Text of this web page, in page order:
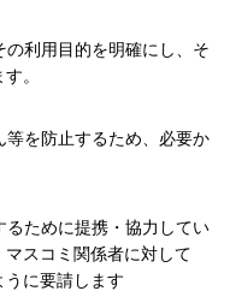
利用目的を明確にし、そ
。
を防止するため、必要か
ために提携・協力してい
スコミ関係者に対して
うに要請します